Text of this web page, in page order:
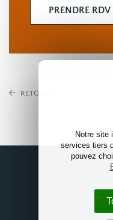
Notre site
services tiers
pouvez
PRENDRE RDV
RETOUR